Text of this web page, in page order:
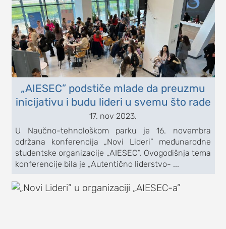
„AIESEC” podstiče mlade da preuzmu
inicijativu i budu lideri u svemu što rade
17. nov 2023.
U Naučno-tehnološkom parku je 16. novembra
održana konferencija „Novi Lideri” međunarodne
studentske organizacije „AIESEC”. Ovogodišnja tema
konferencije bila je „Autentično liderstvo- ...